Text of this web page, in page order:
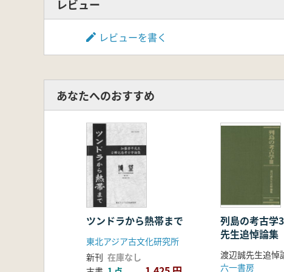
第Ⅰ部 環境と文化の変遷
山田和芳 瀬戸浩二 五反田克也
内湾堆積物に記録された過去約2,000年
菅 浩伸 琉球列島のサンゴ礁形成
高橋遼平 先史時代琉球列島へのイ
黒住耐二 貝類遺体からみた沖縄諸島
菅原広史 沖縄諸島の遺跡出土魚骨
上田圭一 植物遺体からみた琉球列島
田里一寿 貝塚時代におけるオキナワ
高宮広土 千田 寛之 琉球列島先史
片桐千亜紀 琉球列島における先史時
第Ⅱ部 周辺地域との比較
石堂和博 大隅諸島の先史文化にみ
澄田直敏 喜界島の様相
マーク・ハドソン 先島諸島におけ
山田浩世 近世琉球・奄美における災
レビュー
レビューを書く
あなたへのおすすめ
ツンドラから熱帯まで
東北アジア古文化研究所
新刊 在庫なし
列島の考古
先生追悼論集
六一書房